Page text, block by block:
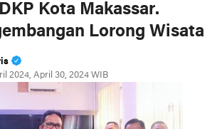
Kota Makassar.
Lorong Wisata
2024, April 30, 2024 WIB